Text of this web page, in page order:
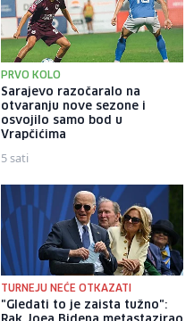
PRVO KOLO
Sarajevo razočaralo na
otvaranju nove sezone i
osvojilo samo bod u
Vrapčićima
5 sati
TURNEJU NEĆE OTKAZATI
"Gledati to je zaista tužno":